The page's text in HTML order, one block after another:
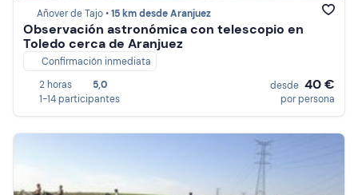
Añover de Tajo •15 km desde Aranjuez
Observación astronómica con telescopio en
Toledo cerca de Aranjuez
Confirmación inmediata
2 horas
5,0
1-14 participantes
desde 40 €
por persona